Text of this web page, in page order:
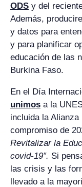
ODS y del
Además,
y datos para
y para planificar
educación de las
Burkina Faso.
En el Día
unimos a la
incluida la
compromiso de
Revitalizar la
covid-19″. Si
las crisis y las
llevado a la